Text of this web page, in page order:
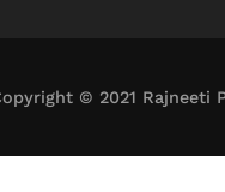
© 2021 Rajneeti